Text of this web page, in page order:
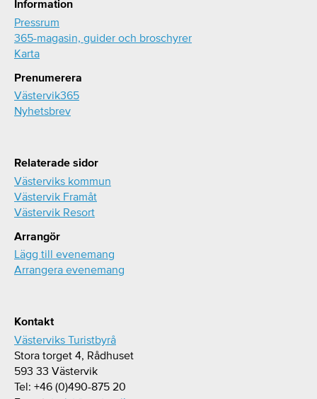
Information
Pressrum
365-magasin, guider och broschyrer
Karta
Prenumerera
Västervik365
Nyhetsbrev
Relaterade sidor
Västerviks kommun
Västervik Framåt
Västervik Resort
Arrangör
Lägg till evenemang
Arrangera evenemang
Kontakt
Västerviks Turistbyrå
Stora torget 4, Rådhuset
593 33 Västervik
Tel: +46 (0)490-875 20